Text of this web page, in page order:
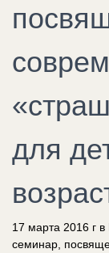
для
17 марта 2016 г
семинар,